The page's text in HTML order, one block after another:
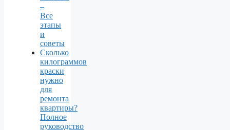
–
Все
этапы
и
советы
Сколько
килограммов
краски
нужно
для
ремонта
квартиры?
Полное
руководство